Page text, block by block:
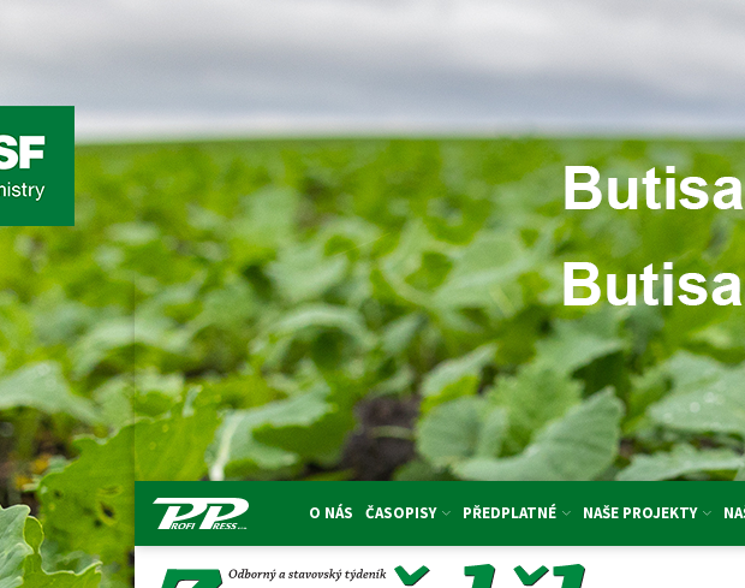
O NÁS ČASOPISY PŘEDPLATNÉ NAŠE PROJEKTY